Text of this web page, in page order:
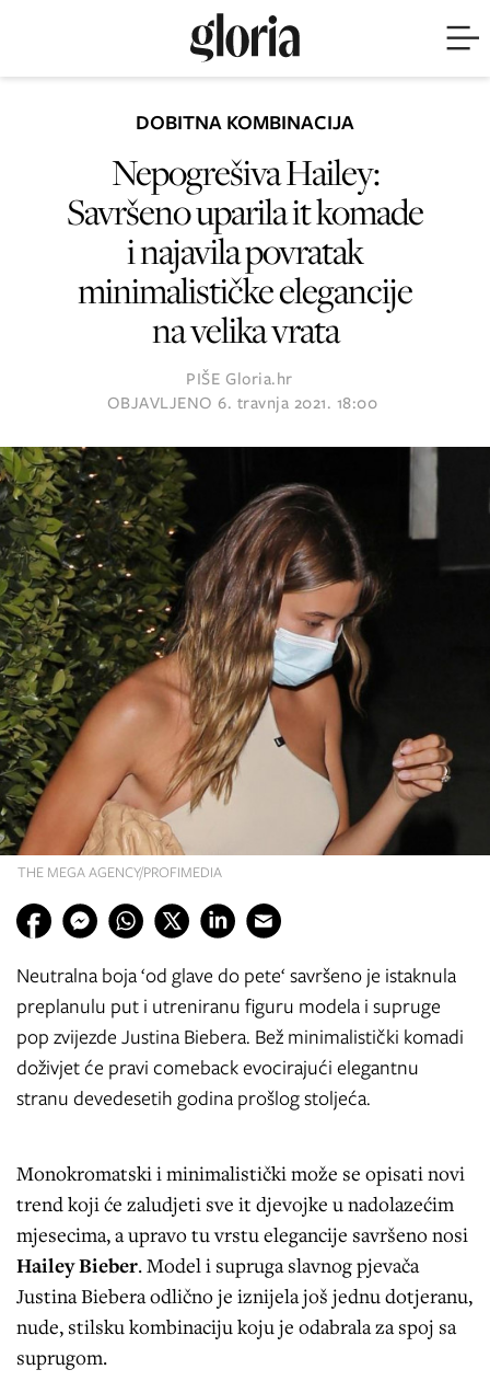
THE MEGA AGENCY/PROFIMEDIA
DOBITNA KOMBINACIJA
Nepogrešiva Hailey:
Savršeno uparila it komade
i najavila povratak
minimalističke elegancije
na velika vrata
PIŠE Gloria.hr
OBJAVLJENO6. travnja 2021. 18:00
Neutralna boja ‘od glave do pete‘ savršeno je istaknula
preplanulu put i utreniranu figuru modela i supruge
pop zvijezde Justina Biebera. Bež minimalistički komadi
doživjet će pravi comeback evocirajući elegantnu
stranu devedesetih godina prošlog stoljeća.
Monokromatski i minimalistički može se opisati novi
trend koji će zaludjeti sve it djevojke u nadolazećim
mjesecima, a upravo tu vrstu elegancije savršeno nosi
Hailey Bieber. Model i supruga slavnog pjevača
Justina Biebera odlično je iznijela još jednu dotjeranu,
nude, stilsku kombinaciju koju je odabrala za spoj sa
suprugom.